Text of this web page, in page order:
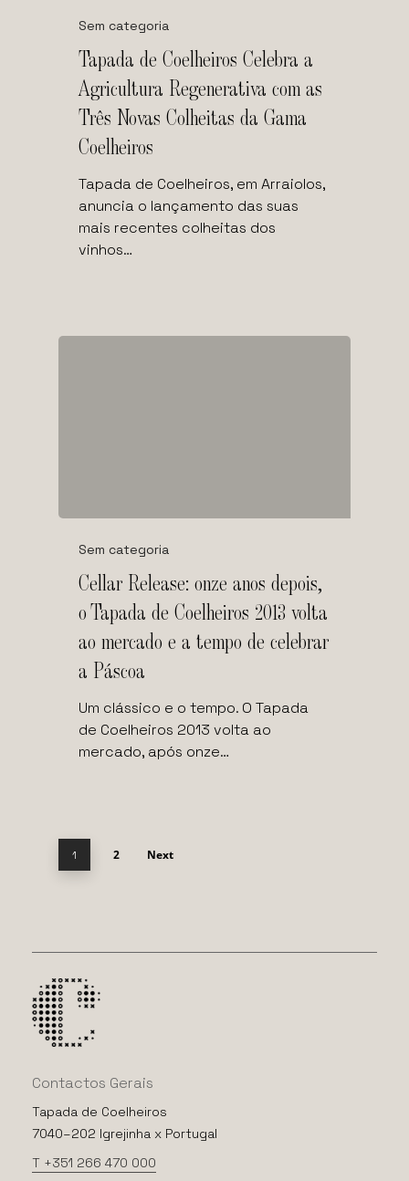
Sem categoria
Tapada de Coelheiros Celebra a
Agricultura Regenerativa com as
Três Novas Colheitas da Gama
Coelheiros
Tapada de Coelheiros, em Arraiolos,
anuncia o lançamento das suas
mais recentes colheitas dos
vinhos…
Sem categoria
Cellar Release: onze anos depois,
o Tapada de Coelheiros 2013 volta
ao mercado e a tempo de celebrar
a Páscoa
Um clássico e o tempo. O Tapada
de Coelheiros 2013 volta ao
mercado, após onze…
1 2 Next
Contactos Gerais
Tapada de Coelheiros
7040–202 Igrejinha x Portugal
T +351 266 470 000